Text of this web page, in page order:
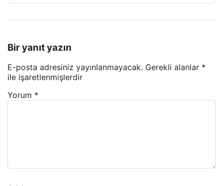
Bir yanıt yazın
E-posta adresiniz yayınlanmayacak. Gerekli alanlar *
ile işaretlenmişlerdir
Yorum *